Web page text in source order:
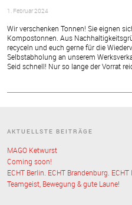
1. Februar 2024
Wir verschenken Tonnen! Sie eignen
Kompostonnen. Aus
recyceln und euch gerne für die
Selbstabholung an unserem
Seid schnell! Nur so lange der Vorrat
AKTUELLSTE BEITRÄGE
MAGO Ketwurst
Coming soon!
ECHT Berlin. ECHT Brandenburg. ECHT
Teamgeist, Bewegung & gute Laune!